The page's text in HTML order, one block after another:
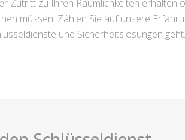
Zutritt zu Ihren Räumlichkeiten erhalten
müssen. Zählen Sie auf unsere
und Sicherheitslösungen geht.